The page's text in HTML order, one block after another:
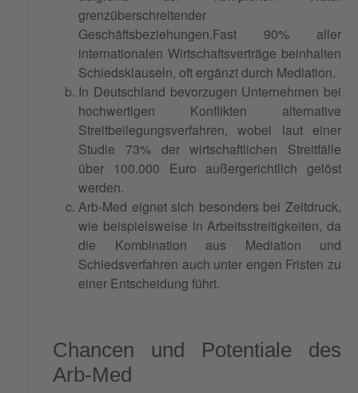
grenzüberschreitender
Geschäftsbeziehungen.Fast 90% aller
internationalen Wirtschaftsverträge beinhalten
Schiedsklauseln, oft ergänzt durch Mediation.
In Deutschland bevorzugen Unternehmen bei
hochwertigen Konflikten alternative
Streitbeilegungsverfahren, wobei laut einer
Studie 73% der wirtschaftlichen Streitfälle
über 100.000 Euro außergerichtlich gelöst
werden.
Arb-Med eignet sich besonders bei Zeitdruck,
wie beispielsweise in Arbeitsstreitigkeiten, da
die Kombination aus Mediation und
Schiedsverfahren auch unter engen Fristen zu
einer Entscheidung führt.
Chancen und Potentiale des
Arb-Med